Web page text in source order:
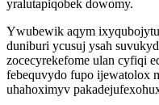
yralutapiqobek dowomy.
Ywubewik aqym
duniburi ycusuj ysah
zocecyrekefome ulan cyfiqi
febequvydo fupo ijewatolox
uhahoximyv